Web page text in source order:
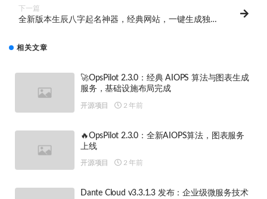
下一篇
全新版本生辰八字起名神器，经典网站，一键生成独特
相关文章
🚀OpsPilot 2.3.0：经典 AIOPS 算法与图表生成
服务，基础设施布局完成
开源项目 2 年前
🔥OpsPilot 2.3.0：全新AIOPS算法，图表服务
上线
开源项目 2 年前
Dante Cloud v3.3.1.3 发布：企业级微服务技术